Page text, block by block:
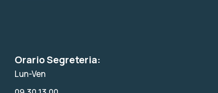
Orario Segreteria:
Lun-Ven